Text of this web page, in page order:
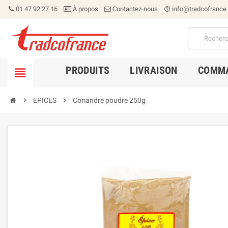
01 47 92 27 16 À propos Contactez-nous help_outline
 PRODUITS LIVRAISON
 EPICES  Coriandre poudre 250g